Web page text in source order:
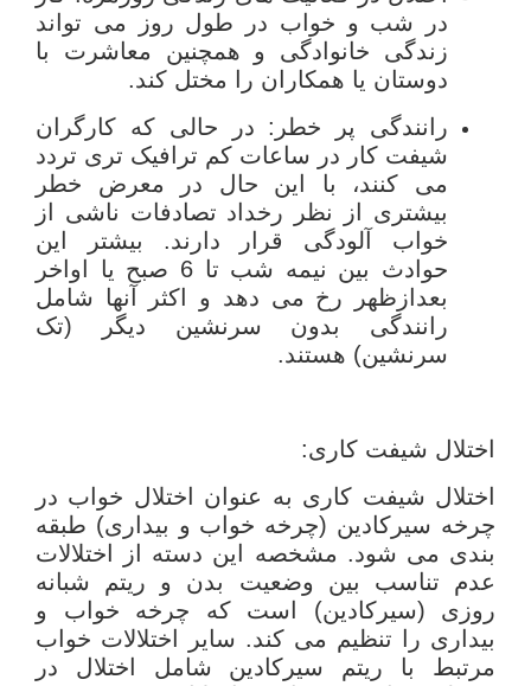
در شب و خواب در طول روز می تواند
زندگی خانوادگی و همچنین معاشرت با
دوستان یا همکاران را مختل کند.
رانندگی پر خطر: در حالی که کارگران
شیفت کار در ساعات کم ترافیک تری تردد
می کنند، با این حال در معرض خطر
بیشتری از نظر رخداد تصادفات ناشی از
خواب آلودگی قرار دارند. بیشتر این
حوادث بین نیمه شب تا 6 صبح یا اواخر
بعدازظهر رخ می دهد و اکثر آنها شامل
رانندگی بدون سرنشین دیگر (تک
سرنشین) هستند.
اختلال شیفت کاری:
اختلال شیفت کاری به عنوان اختلال خواب در
چرخه سیرکادین (چرخه خواب و بیداری) طبقه
بندی می شود. مشخصه این دسته از اختلالات
عدم تناسب بین وضعیت بدن و ریتم شبانه
روزی (سیرکادین) است که چرخه خواب و
بیداری را تنظیم می کند. سایر اختلالات خواب
مرتبط با ریتم سیرکادین شامل اختلال در